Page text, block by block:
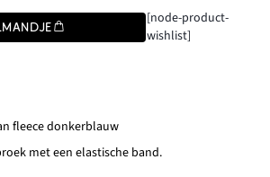
[node-product-
wishlist]
fleece donkerblauw
met een elastische band.